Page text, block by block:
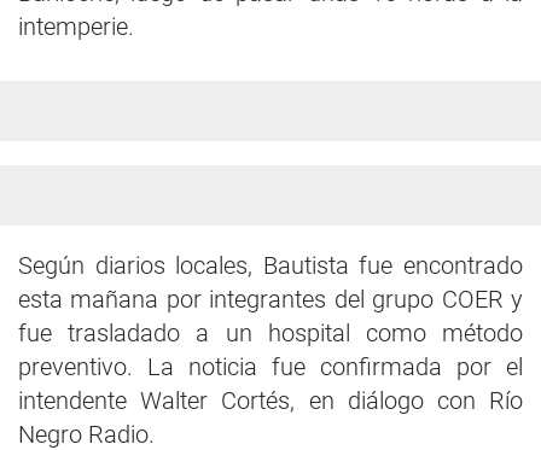
intemperie.
Según diarios locales, Bautista fue encontrado
esta mañana por integrantes del grupo COER y
fue trasladado a un hospital como método
preventivo. La noticia fue confirmada por el
intendente Walter Cortés, en diálogo con Río
Negro Radio.